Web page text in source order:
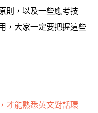
則，以及一些應考技
，大家一定要把握這些
才能熟悉英文對話環